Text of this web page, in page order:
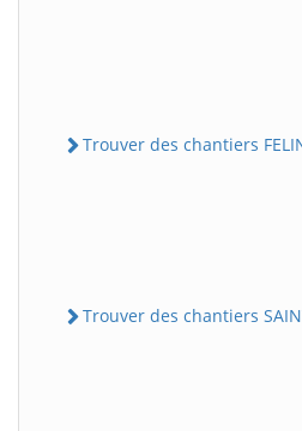
Trouver des chantiers
Trouver des chantiers